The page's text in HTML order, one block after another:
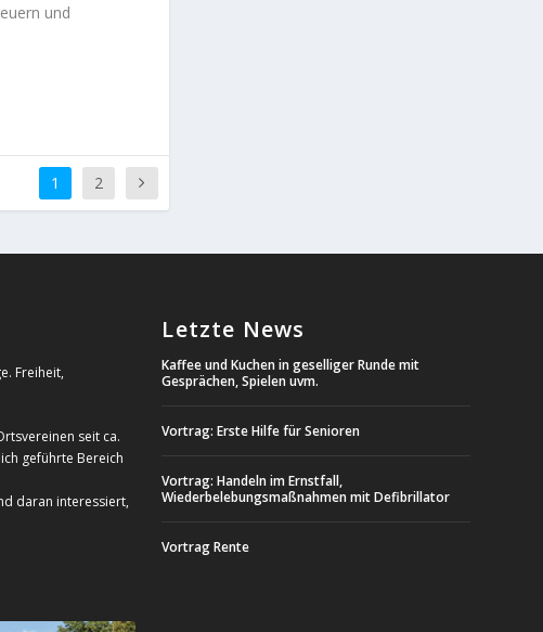
und
1 2
Freiheit,
seit ca.
geführte Bereich
daran interessiert,
Letzte News
Kaffee und Kuchen in geselliger Runde mit
Gesprächen, Spielen uvm.
Vortrag: Erste Hilfe für Senioren
Vortrag: Handeln im Ernstfall,
Wiederbelebungsmaßnahmen mit Defibrillator
Vortrag Rente